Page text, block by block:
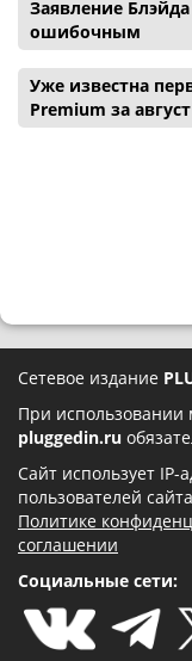
Заявление
ошибочным
Уже известна
Premium за
Сетевое издание
При использовании
pluggedin.ru
Сайт использует
пользователей
Политике
соглашении
Социальные сети: